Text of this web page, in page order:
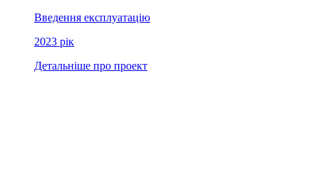
Введення експлуатацію
2023 рiк
Детальніше про проект